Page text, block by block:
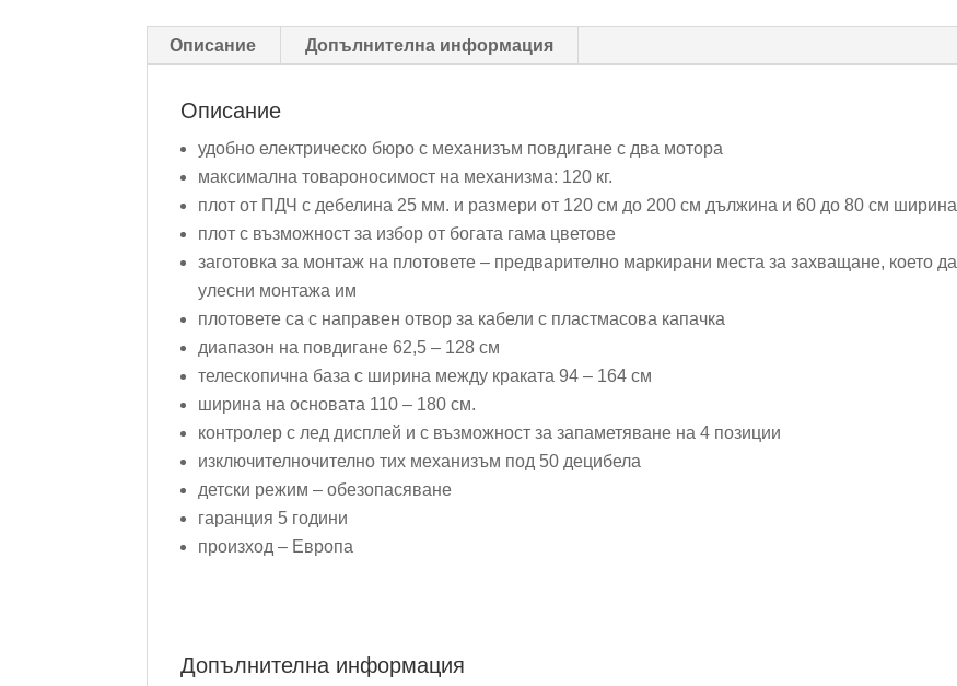
Описание Допълнителна информация
Описание
удобно електрическо бюро с механизъм повдигане с два мотора
максимална товароносимост на механизма: 120 кг.
плот от ПДЧ с дебелина 25 мм. и размери от 120 см до 200 см дължина и 60 до 80 см ширина
плот с възможност за избор от богата гама цветове
заготовка за монтаж на плотовете – предварително маркирани места за захващане, което да
улесни монтажа им
плотовете са с направен отвор за кабели с пластмасова капачка
диапазон на повдигане 62,5 – 128 см
телескопична база с ширина между краката 94 – 164 см
ширина на основата 110 – 180 см.
контролер с лед дисплей и с възможност за запаметяване на 4 позиции
изключителночително тих механизъм под 50 децибела
детски режим – обезопасяване
гаранция 5 години
произход – Европа
Допълнителна информация